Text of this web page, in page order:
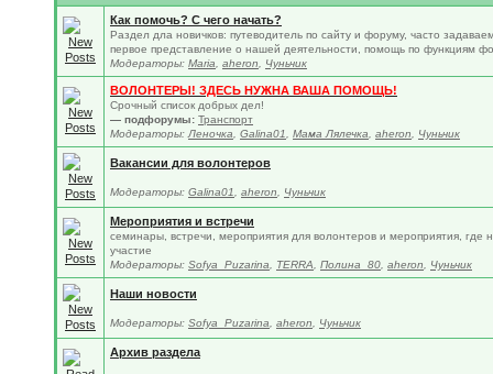
Как помочь? С чего начать?
Раздел дла новичков: путеводитель по сайту и форуму, часто
первое представление о нашей деятельности, помощь по функциям
Модераторы: Maria aheron Чуньчик
ВОЛОНТЕРЫ! ЗДЕСЬ НУЖНА ВАША ПОМОЩЬ!
Срочный список добрых дел!
— подфорумы: Транспорт
Модераторы: Леночка Galina01 Мама Лялечка aheron Чуньчик
Вакансии для волонтеров
Модераторы: Galina01 aheron Чуньчик
Мероприятия и встречи
семинары, встречи, мероприятия для волонтеров и мероприятия, где
участие
Модераторы: Sofya_Puzarina TERRA Полина_80 aheron Чуньчик
Наши новости
Модераторы: Sofya_Puzarina aheron Чуньчик
Архив раздела